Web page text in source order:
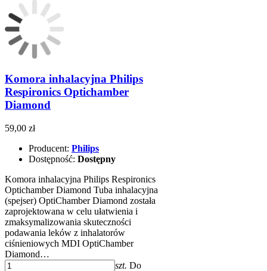
Komora inhalacyjna Philips
Respironics Optichamber
Diamond
59,00 zł
Producent: Philips
Dostępność: Dostępny
Komora inhalacyjna Philips Respironics
Optichamber Diamond Tuba inhalacyjna
(spejser) OptiChamber Diamond została
zaprojektowana w celu ułatwienia i
zmaksymalizowania skuteczności
podawania leków z inhalatorów
ciśnieniowych MDI OptiChamber
Diamond…
szt. Do